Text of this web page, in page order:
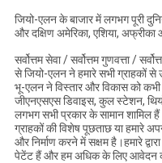
जियो-एलन के बाजार में लगभग पूरी
और दक्षिण अमेरिका, एशिया, अफ्रीका
सर्वोत्तम सेवा / सर्वोत्तम गुणवत्ता /
से जियो-एलन ने हमारे सभी ग्राहकों से
भू-एलन ने विस्तार और विकास को कभी
जीएनएसएस डिवाइस, कुल स्टेशन,
लगभग सभी प्रकार के सामान शामिल
ग्राहकों की विशेष पूछताछ या हमारे
और निर्माण करने में सक्षम है।हमारे
पेटेंट हैं और हम अधिक के लिए आवेदन